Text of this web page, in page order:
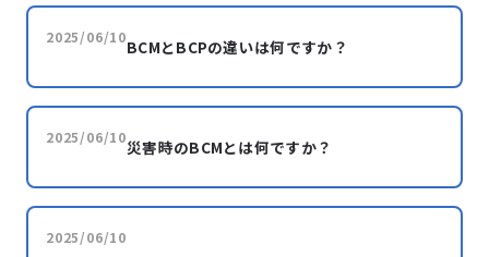
2025/06/10BCMとBCPの違いは何ですか？
2025/06/10災害時のBCMとは何ですか？
2025/06/10